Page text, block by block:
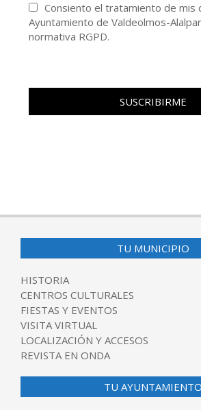
Consiento el tratamiento de mis
Ayuntamiento de Valdeolmos-
normativa RGPD.
TU MUNICIPIO
HISTORIA
CENTROS CULTURALES
FIESTAS Y EVENTOS
VISITA VIRTUAL
LOCALIZACIÓN Y ACCESOS
REVISTA EN ONDA
TU AYUNTAMIENTO